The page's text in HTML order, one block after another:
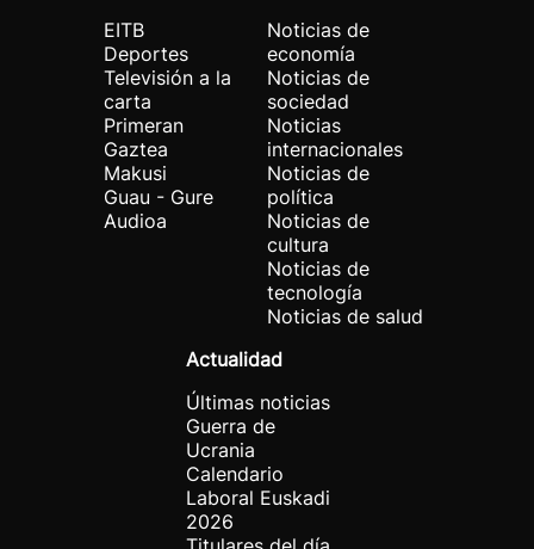
EITB
Deportes
Televisión a la
carta
Primeran
Gaztea
Makusi
Guau - Gure
Audioa
Noticias de
economía
Noticias de
sociedad
Noticias
internacionales
Noticias de
política
Noticias de
cultura
Noticias de
tecnología
Noticias de salud
Actualidad
Últimas noticias
Guerra de
Ucrania
Calendario
Laboral Euskadi
2026